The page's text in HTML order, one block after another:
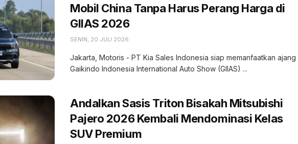
Mobil China Tanpa Harus Perang Harga di
GIIAS 2026
SENIN, 20 JULI 2026
Jakarta, Motoris - PT Kia Sales Indonesia siap memanfaatkan ajang
Gaikindo Indonesia International Auto Show (GIIAS) ...
Andalkan Sasis Triton Bisakah Mitsubishi
Pajero 2026 Kembali Mendominasi Kelas
SUV Premium